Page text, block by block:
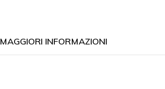
MAGGIORI INFORMAZIONI